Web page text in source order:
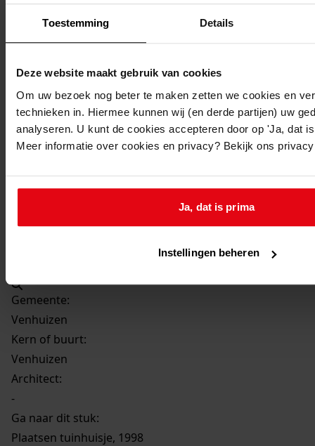
Toestemming Details
Deze website maakt gebruik van cookies
Om uw bezoek nog beter te maken zetten we cookies en
technieken in. Hiermee kunnen wij (en derde partijen) uw
analyseren. U kunt de cookies accepteren door op 'Ja, dat
Meer informatie over cookies en privacy? Bekijk ons
Ja, dat is prima
Instellingen beheren
Plaatsen tuinhuisje
09-09-1998
Adres:
Venhuizen, De Buurt 4
Perceel:
Gemeente:
Venhuizen
Kern of buurt:
Venhuizen
Architect:
-
Ga naar dit stuk:
Plaatsen tuinhuisje, 1998